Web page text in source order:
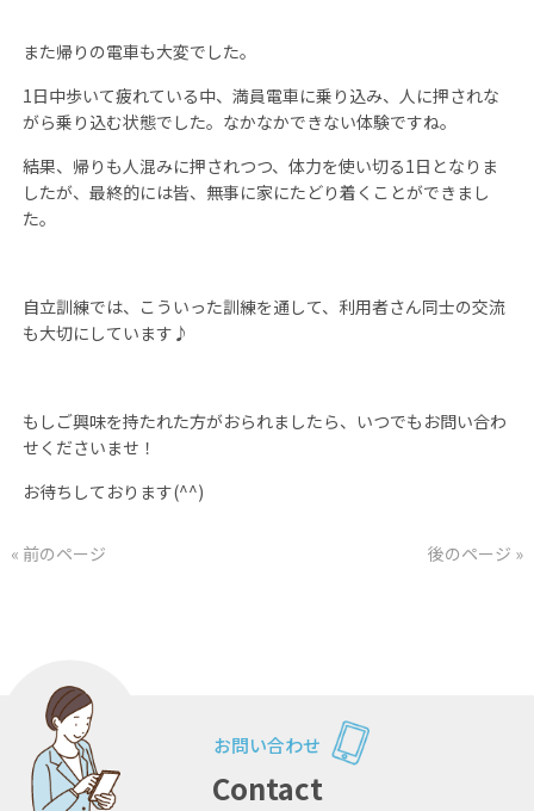
また帰りの電車も大変でした。
1日中歩いて疲れている中、満員電車に乗り込み、人に押されな
がら乗り込む状態でした。なかなかできない体験ですね。
結果、帰りも人混みに押されつつ、体力を使い切る1日となりま
したが、最終的には皆、無事に家にたどり着くことができまし
た。
自立訓練では、こういった訓練を通して、利用者さん同士の交流
も大切にしています♪
もしご興味を持たれた方がおられましたら、いつでもお問い合わ
せくださいませ！
お待ちしております(^^)
« 前のページ 後のページ »
お問い合わせ
Contact